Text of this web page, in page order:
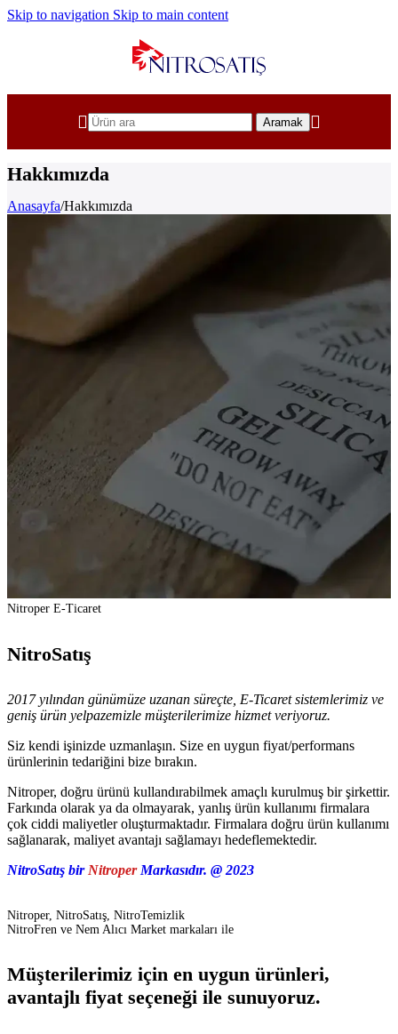
Skip to navigation Skip to main content
Aramak
Hakkımızda
Anasayfa/Hakkımızda
Nitroper E-Ticaret
NitroSatış
2017 yılından günümüze uzanan süreçte, E-Ticaret sistemlerimiz ve
geniş ürün yelpazemizle müşterilerimize hizmet veriyoruz.
Siz kendi işinizde uzmanlaşın. Size en uygun fiyat/performans
ürünlerinin tedariğini bize bırakın.
Nitroper, doğru ürünü kullandırabilmek amaçlı kurulmuş bir şirkettir.
Farkında olarak ya da olmayarak, yanlış ürün kullanımı firmalara
çok ciddi maliyetler oluşturmaktadır. Firmalara doğru ürün kullanımı
sağlanarak, maliyet avantajı sağlamayı hedeflemektedir.
NitroSatış bir NitroperMarkasıdır. @ 2023
Nitroper, NitroSatış, NitroTemizlik
NitroFren ve Nem Alıcı Market markaları ile
Müşterilerimiz için en uygun ürünleri,
avantajlı fiyat seçeneği ile sunuyoruz.